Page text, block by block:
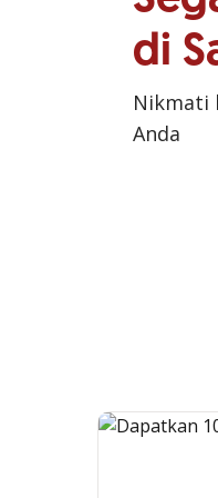
di
Nikmati
Anda